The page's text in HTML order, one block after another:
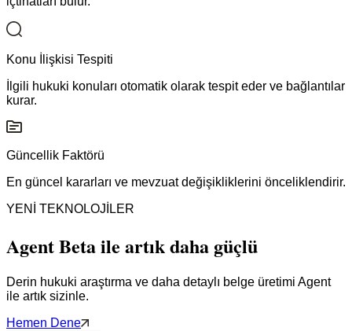
Konu İlişkisi Tespiti
İlgili hukuki konuları otomatik olarak tespit eder ve bağlantılar
kurar.
Güncellik Faktörü
En güncel kararları ve mevzuat değişikliklerini önceliklendirir.
YENİ TEKNOLOJİLER
Agent Beta ile artık daha güçlü
Derin hukuki araştırma ve daha detaylı belge üretimi Agent
ile artık sizinle.
Hemen Dene